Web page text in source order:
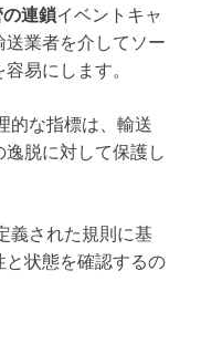
連鎖イベントキャ
業者を介してソー
易にします。
的な指標は、輸送
脱に対して保護し
義された規則に基
状態を確認するの